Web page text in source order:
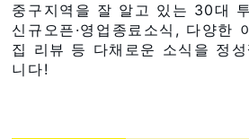
중구지역을 잘 알고 있는 30대
신규오픈·영업종료소식, 다양한
집 리뷰 등 다채로운 소식을 정
니다!